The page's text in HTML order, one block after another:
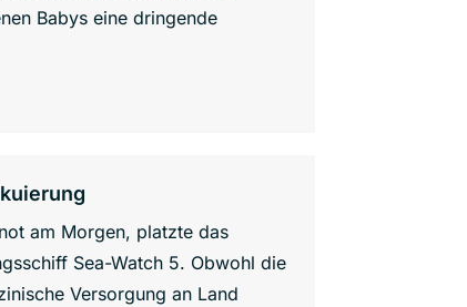
Babys eine dringende
am Morgen, platzte das
Sea-Watch 5. Obwohl die
Versorgung an Land